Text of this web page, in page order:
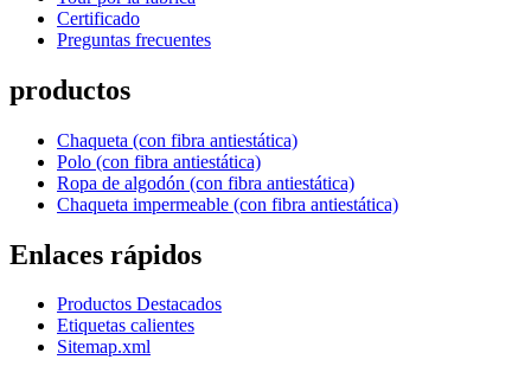
Certificado
Preguntas frecuentes
productos
Chaqueta (con fibra antiestática)
Polo (con fibra antiestática)
Ropa de algodón (con fibra antiestática)
Chaqueta impermeable (con fibra antiestática)
Enlaces rápidos
Productos Destacados
Etiquetas calientes
Sitemap.xml